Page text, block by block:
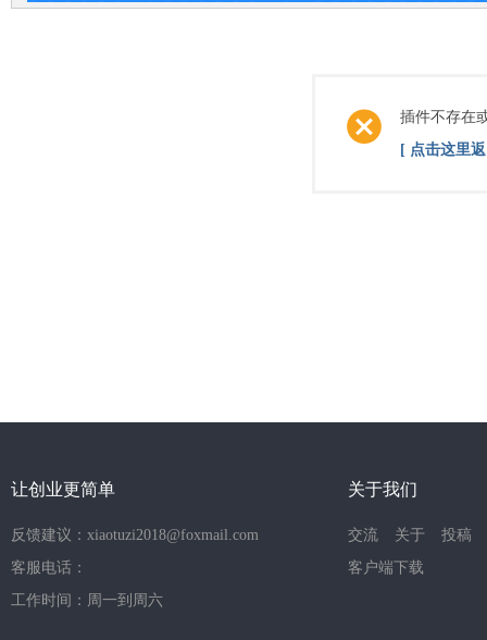
插件不存在
[ 点击这里
让创业更简单
反馈建议：xiaotuzi2018@foxmail.com
客服电话：
工作时间：周一到周六
关于我们
交流 关于
投稿
客户端下载